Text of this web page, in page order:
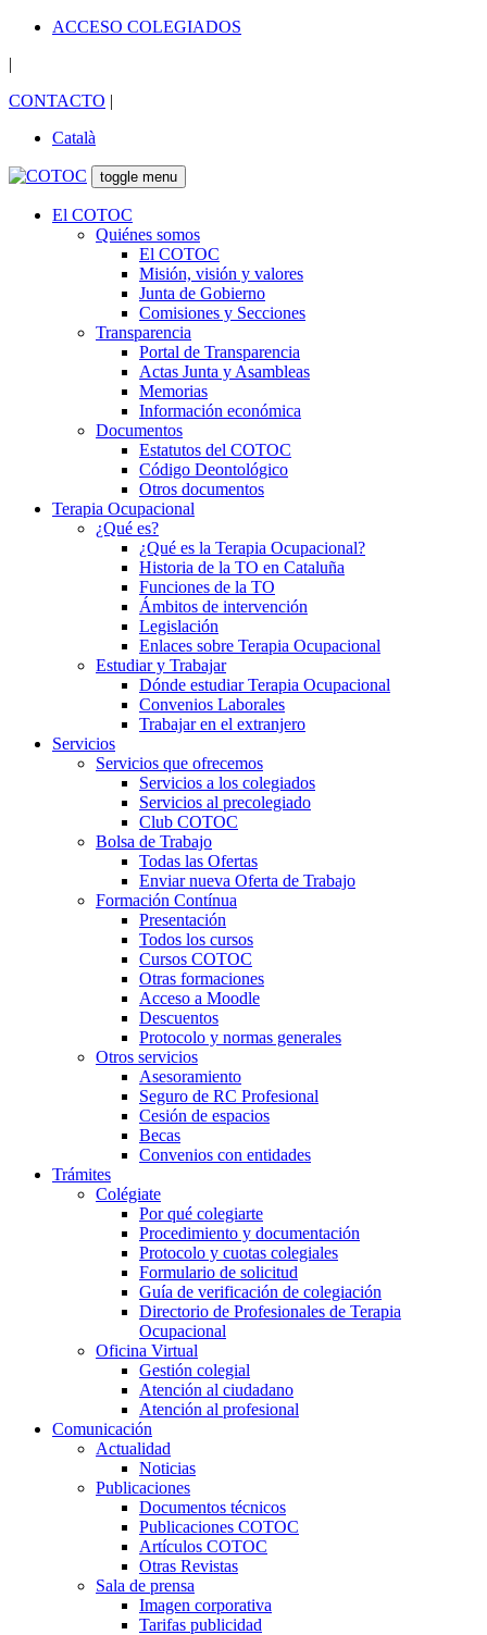
ACCESO COLEGIADOS
|
CONTACTO |
Català
toggle menu
El COTOC
Quiénes somos
El COTOC
Misión, visión y valores
Junta de Gobierno
Comisiones y Secciones
Transparencia
Portal de Transparencia
Actas Junta y Asambleas
Memorias
Información económica
Documentos
Estatutos del COTOC
Código Deontológico
Otros documentos
Terapia Ocupacional
¿Qué es?
¿Qué es la Terapia Ocupacional?
Historia de la TO en Cataluña
Funciones de la TO
Ámbitos de intervención
Legislación
Enlaces sobre Terapia Ocupacional
Estudiar y Trabajar
Dónde estudiar Terapia Ocupacional
Convenios Laborales
Trabajar en el extranjero
Servicios
Servicios que ofrecemos
Servicios a los colegiados
Servicios al precolegiado
Club COTOC
Bolsa de Trabajo
Todas las Ofertas
Enviar nueva Oferta de Trabajo
Formación Contínua
Presentación
Todos los cursos
Cursos COTOC
Otras formaciones
Acceso a Moodle
Descuentos
Protocolo y normas generales
Otros servicios
Asesoramiento
Seguro de RC Profesional
Cesión de espacios
Becas
Convenios con entidades
Trámites
Colégiate
Por qué colegiarte
Procedimiento y documentación
Protocolo y cuotas colegiales
Formulario de solicitud
Guía de verificación de colegiación
Directorio de Profesionales de Terapia
Ocupacional
Oficina Virtual
Gestión colegial
Atención al ciudadano
Atención al profesional
Comunicación
Actualidad
Noticias
Publicaciones
Documentos técnicos
Publicaciones COTOC
Artículos COTOC
Otras Revistas
Sala de prensa
Imagen corporativa
Tarifas publicidad